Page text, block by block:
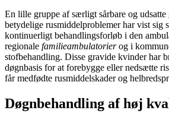
En lille gruppe af særligt sårbare og
betydelige rusmiddelproblemer har vist sig
kontinuerligt behandlingsforløb i den
regionale familieambulatorierog i
stofbehandling. Disse gravide kvinder har
døgnbasis for at forebygge eller nedsætte
får medfødte rusmiddelskader og
Døgnbehandling af høj